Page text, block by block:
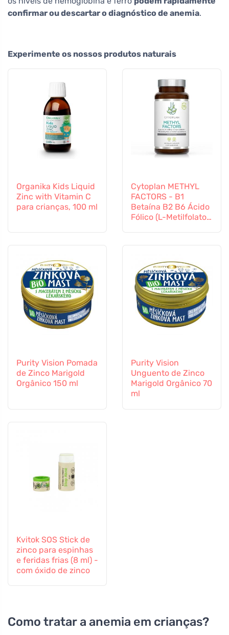
confirmar ou descartar o diagnóstico de anemia.
Experimente os nossos produtos naturais
Organika Kids Liquid
Zinc with Vitamin C
para crianças, 100 ml
Cytoplan METHYL
FACTORS - B1
Betaína B2 B6 Ácido
Fólico (L-Metilfolato)
Purity Vision Pomada
de Zinco Marigold
Orgânico 150 ml
Purity Vision
Unguento de Zinco
Marigold Orgânico 70
ml
Kvitok SOS Stick de
zinco para espinhas
e feridas frias (8 ml) -
com óxido de zinco
Como tratar a anemia em crianças?